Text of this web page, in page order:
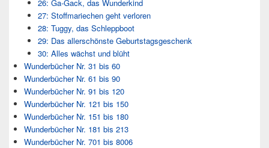
26: Ga-Gack, das Wunderkind
27: Stoffmariechen geht verloren
28: Tuggy, das Schleppboot
29: Das allerschönste Geburtstagsgeschenk
30: Alles wächst und blüht
Wunderbücher Nr. 31 bis 60
Wunderbücher Nr. 61 bis 90
Wunderbücher Nr. 91 bis 120
Wunderbücher Nr. 121 bis 150
Wunderbücher Nr. 151 bis 180
Wunderbücher Nr. 181 bis 213
Wunderbücher Nr. 701 bis 8006